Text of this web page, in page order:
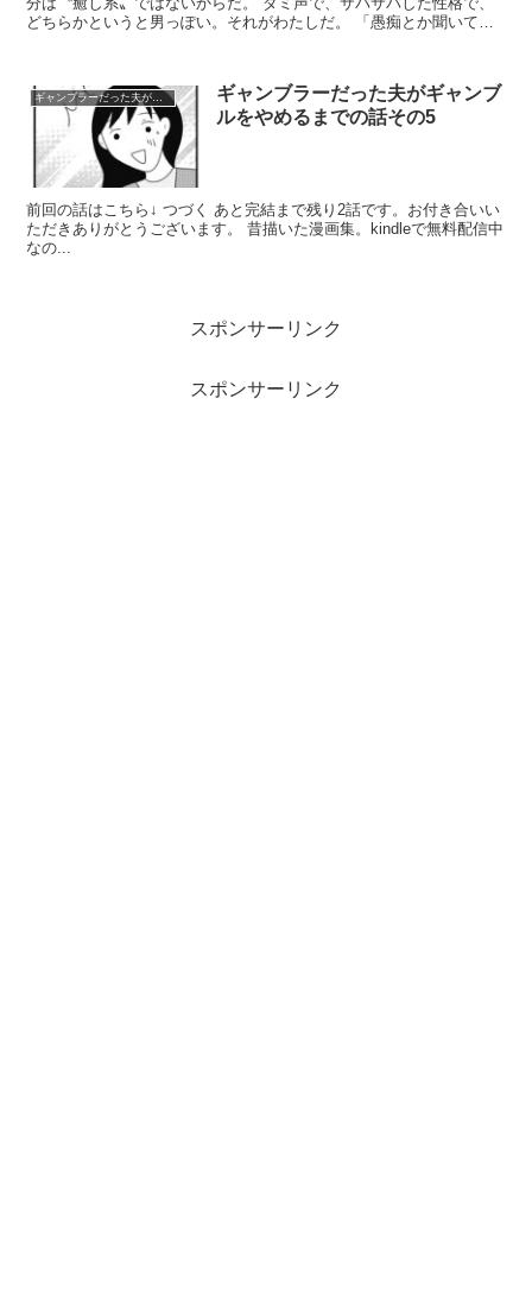
どちらかというと男っぽい。それがわたしだ。 「愚痴とか聞いてく
ギャンブラーだった夫がギャンブルをやめるまでの話
ギャンブラーだった夫がギャンブ
ルをやめるまでの話その5
前回の話はこちら↓ つづく あと完結まで残り2話です。お付き合いい
ただきありがとうございます。 昔描いた漫画集。kindleで無料配信中
なの...
スポンサーリンク
スポンサーリンク